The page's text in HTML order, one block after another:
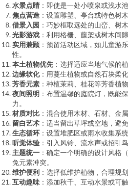
水景点睛 ：即使是一处小喷泉或浅水
焦点营造 ：设置雕塑、亭台或特色树
借景入园 ：巧妙框取远处的山峦、树
光影游戏 ：利用格栅、藤架或树木间
实用兼顾 ：预留活动区域，如儿童游
性。
本土植物优先 ：选择适应当地气候的
边缘软化：用蔓生植物或自然石块柔
芳香元素 ：种植茉莉、桂花等芳香植
夜间照明 ：布置温馨的庭院灯，既能
力。
材质对比 ：混合使用木材、石材、金
留白艺术 ：适当留出草坪或空地，避
生态循环 ：设置堆肥区或雨水收集系
听觉体验 ：引入风铃、流水声或招引
主题统一 ：确定一个明确的设计风格
免元素冲突。
维护便利 ：选择低维护植物，合理规
互动趣味 ：添加秋千、互动水景或可